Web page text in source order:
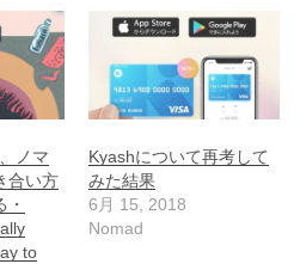
ノマ
合い方
・
to
Kyashについて再考して
みた結果
6月 15, 2018
Nomad